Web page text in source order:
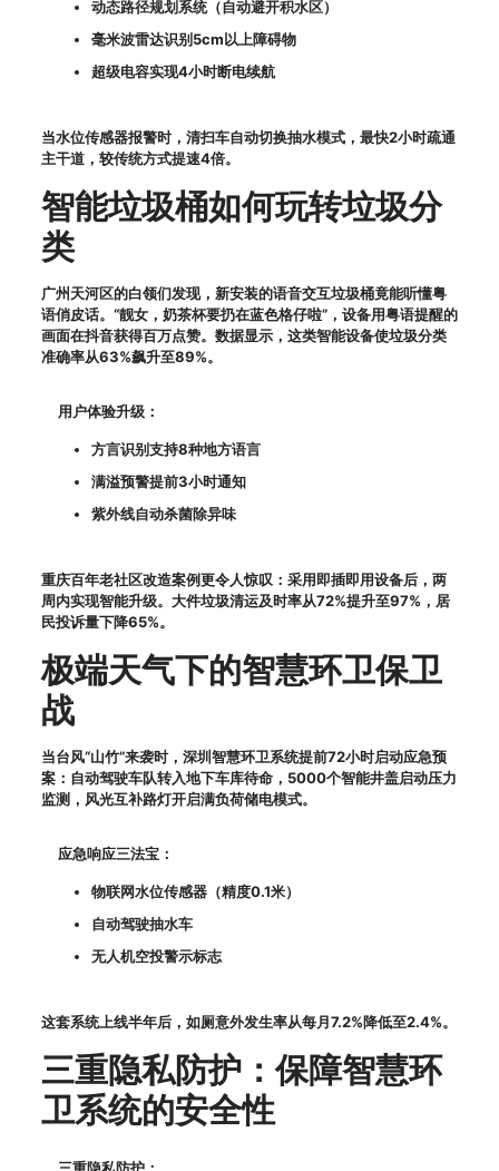
动态路径规划系统（自动避开积水区）
毫米波雷达识别5cm以上障碍物
超级电容实现4小时断电续航
当水位传感器报警时，清扫车自动切换抽水模式，最快2小时疏通
主干道，较传统方式提速4倍。
智能垃圾桶如何玩转垃圾分
类
广州天河区的白领们发现，新安装的语音交互垃圾桶竟能听懂粤
语俏皮话。“靓女，奶茶杯要扔在蓝色格仔啦”，设备用粤语提醒的
画面在抖音获得百万点赞。数据显示，这类智能设备使垃圾分类
准确率从63%飙升至89%。
用户体验升级：
方言识别支持8种地方语言
满溢预警提前3小时通知
紫外线自动杀菌除异味
重庆百年老社区改造案例更令人惊叹：采用即插即用设备后，两
周内实现智能升级。大件垃圾清运及时率从72%提升至97%，居
民投诉量下降65%。
极端天气下的智慧环卫保卫
战
当台风“山竹”来袭时，深圳智慧环卫系统提前72小时启动应急预
案：自动驾驶车队转入地下车库待命，5000个智能井盖启动压力
监测，风光互补路灯开启满负荷储电模式。
应急响应三法宝：
物联网水位传感器（精度0.1米）
自动驾驶抽水车
无人机空投警示标志
这套系统上线半年后，如厕意外发生率从每月7.2%降低至2.4%。
三重隐私防护：保障智慧环
卫系统的安全性